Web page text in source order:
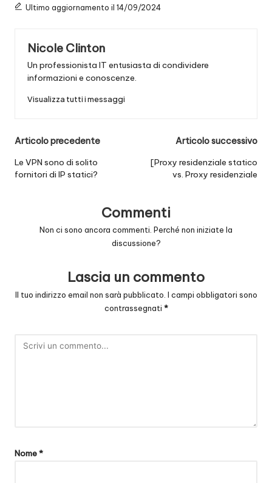
Ultimo aggiornamento il 14/09/2024
Nicole Clinton
Un professionista IT entusiasta di condividere
informazioni e conoscenze.
Visualizza tutti i messaggi
Navigazione
posticipata
Articolo precedente
Le VPN sono di solito
fornitori di IP statici?
Articolo successivo
[Proxy residenziale statico
vs. Proxy residenziale
Commenti
Non ci sono ancora commenti. Perché non iniziate la
discussione?
Lascia un commento
Il tuo indirizzo email non sarà pubblicato. I campi obbligatori sono
contrassegnati *
Nome*